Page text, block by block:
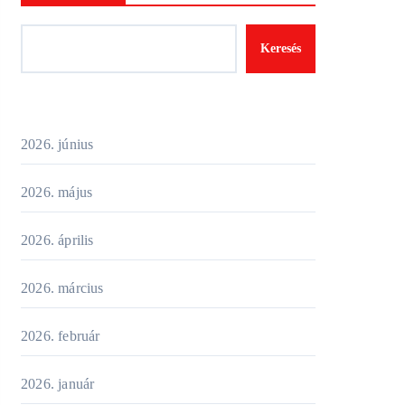
Keresés
2026. június
2026. május
2026. április
2026. március
2026. február
2026. január